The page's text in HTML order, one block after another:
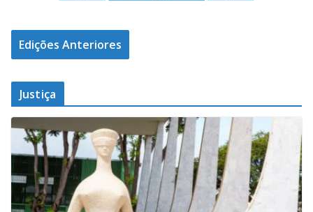
Edições Anteriores
Justiça